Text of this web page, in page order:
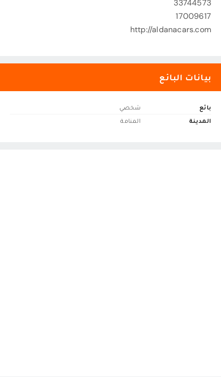
33744573
17009617
http://aldanacars.com
بيانات البائع
بائع
شخصي
المدينة
المنامة